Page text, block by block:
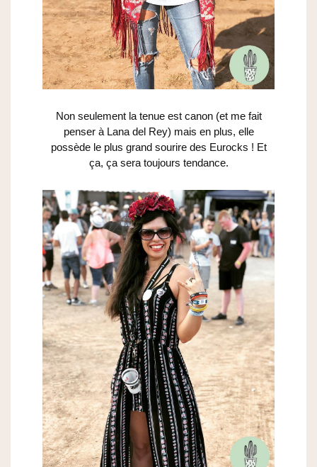
Non seulement la tenue est canon (et me fait
penser à Lana del Rey) mais en plus, elle
possède le plus grand sourire des Eurocks ! Et
ça, ça sera toujours tendance.